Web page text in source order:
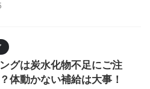
グは炭水化物不足にご注
体動かない補給は大事！